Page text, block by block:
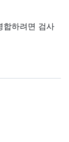
합하려면 검사